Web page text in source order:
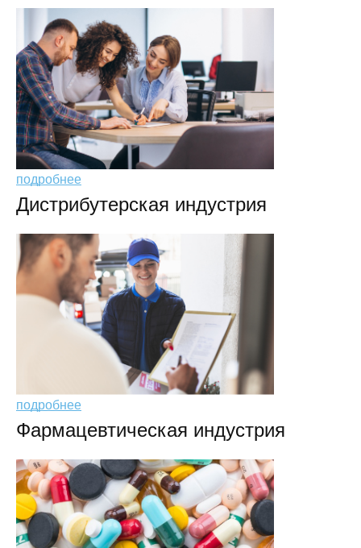
подробнее
Дистрибутерская индустрия
подробнее
Фармацевтическая индустрия